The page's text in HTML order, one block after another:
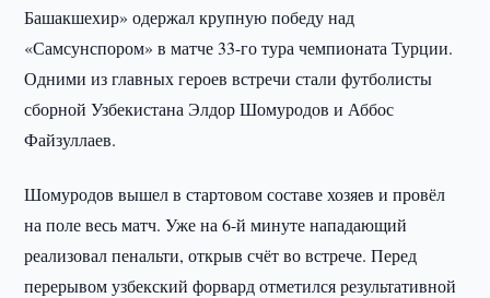
Башакшехир» одержал крупную победу над
«Самсунспором» в матче 33-го тура чемпионата Турции.
Одними из главных героев встречи стали футболисты
сборной Узбекистана Элдор Шомуродов и Аббос
Файзуллаев.
Шомуродов вышел в стартовом составе хозяев и провёл
на поле весь матч. Уже на 6-й минуте нападающий
реализовал пенальти, открыв счёт во встрече. Перед
перерывом узбекский форвард отметился результативной